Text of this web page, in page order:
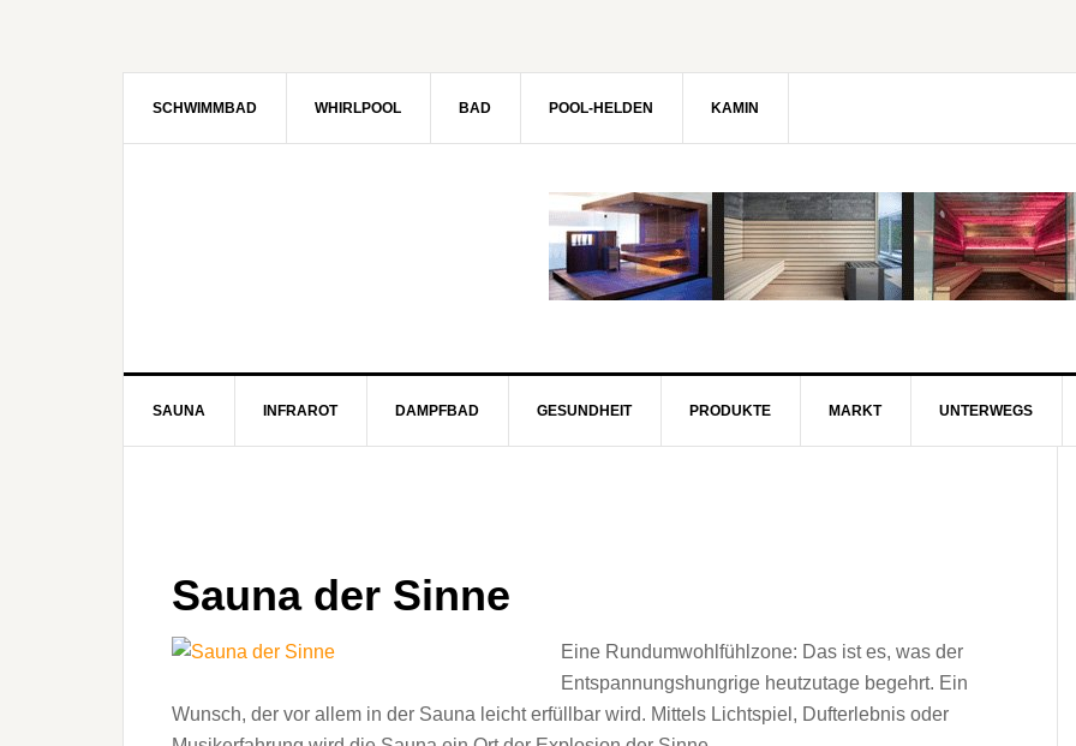
SCHWIMMBAD WHIRLPOOL BAD POOL-HELDEN KAMIN
SAUNA INFRAROT DAMPFBAD GESUNDHEIT PRODUKTE MARKT UNTERWEGS
Sauna der Sinne
Eine Rundumwohlfühlzone: Das ist es, was der
Entspannungshungrige heutzutage begehrt. Ein
Wunsch, der vor allem in der Sauna leicht erfüllbar wird. Mittels Lichtspiel, Dufterlebnis oder